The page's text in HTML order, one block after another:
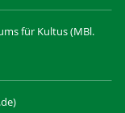
für Kultus (MBl.